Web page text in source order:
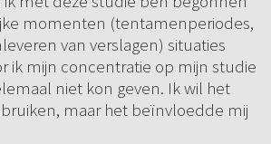
momenten (tentamenperiodes,
van verslagen) situaties
ik mijn concentratie op mijn studie
niet kon geven. Ik wil het
maar het beïnvloedde mij